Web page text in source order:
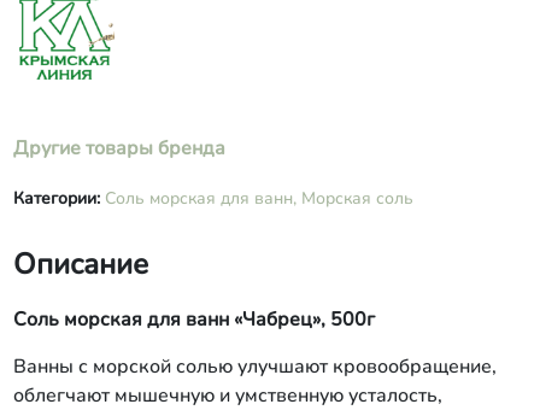
Другие товары бренда
Категории: Соль морская для ванн, Морская соль
Описание
Соль морская для ванн «Чабрец», 500г
Ванны с морской солью улучшают кровообращение,
облегчают мышечную и умственную усталость,